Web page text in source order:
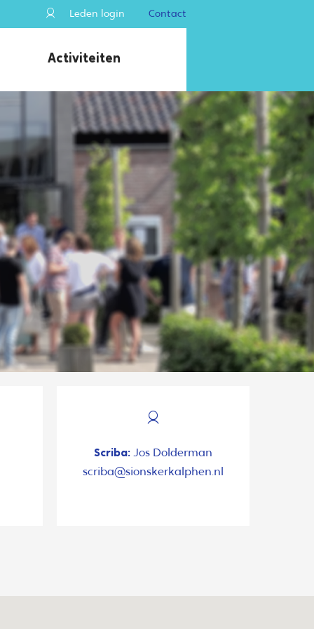
Leden login Contact
Activiteiten
Scriba: Jos Dolderman
scriba@sionskerkalphen.nl